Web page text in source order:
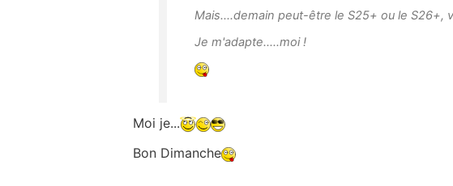
Mais....demain peut-être le S25+ ou le S26+,
Je m'adapte.....moi !
Moi je...
Bon Dimanche